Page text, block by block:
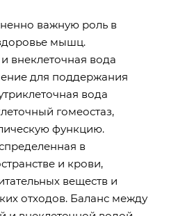
важную роль в
мышц.
внеклеточная вода
для поддержания
вода
гомеостаз,
функцию.
в
и крови,
веществ и
отходов. Баланс между